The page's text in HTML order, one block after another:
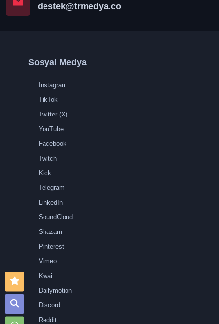
destek@trmedya.co
Sosyal Medya
Instagram
TikTok
Twitter (X)
YouTube
Facebook
Twitch
Kick
Telegram
LinkedIn
SoundCloud
Shazam
Pinterest
Vimeo
Kwai
Dailymotion
Discord
Reddit